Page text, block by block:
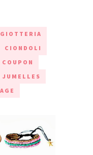
CIONDOLI
COUPON
JUMELLES